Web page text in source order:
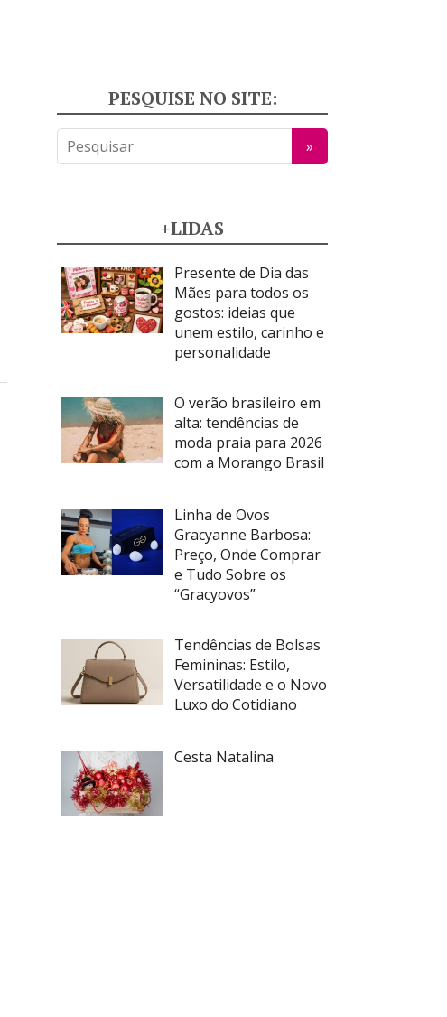
PESQUISE NO SITE:
+LIDAS
Presente de Dia das
Mães para todos os
gostos: ideias que
unem estilo, carinho e
personalidade
O verão brasileiro em
alta: tendências de
moda praia para 2026
com a Morango Brasil
Linha de Ovos
Gracyanne Barbosa:
Preço, Onde Comprar
e Tudo Sobre os
“Gracyovos”
Tendências de Bolsas
Femininas: Estilo,
Versatilidade e o Novo
Luxo do Cotidiano
Cesta Natalina